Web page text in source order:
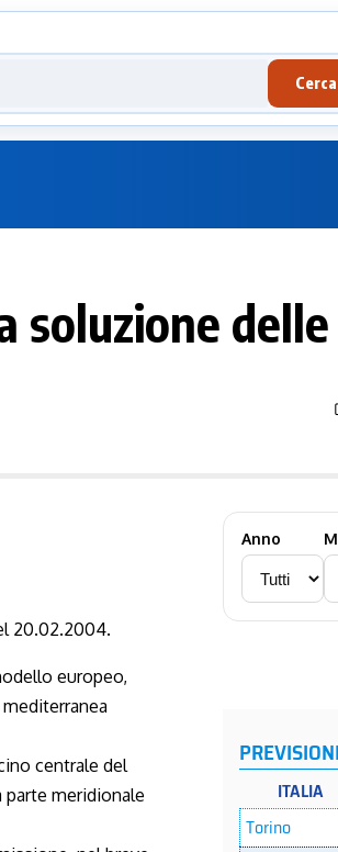
Cerca
soluzione delle
europeo,
centrale del
parte meridionale
Anno